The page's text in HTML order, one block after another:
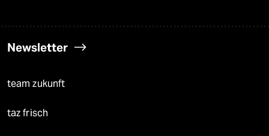
Newsletter
team zukunft
taz frisch